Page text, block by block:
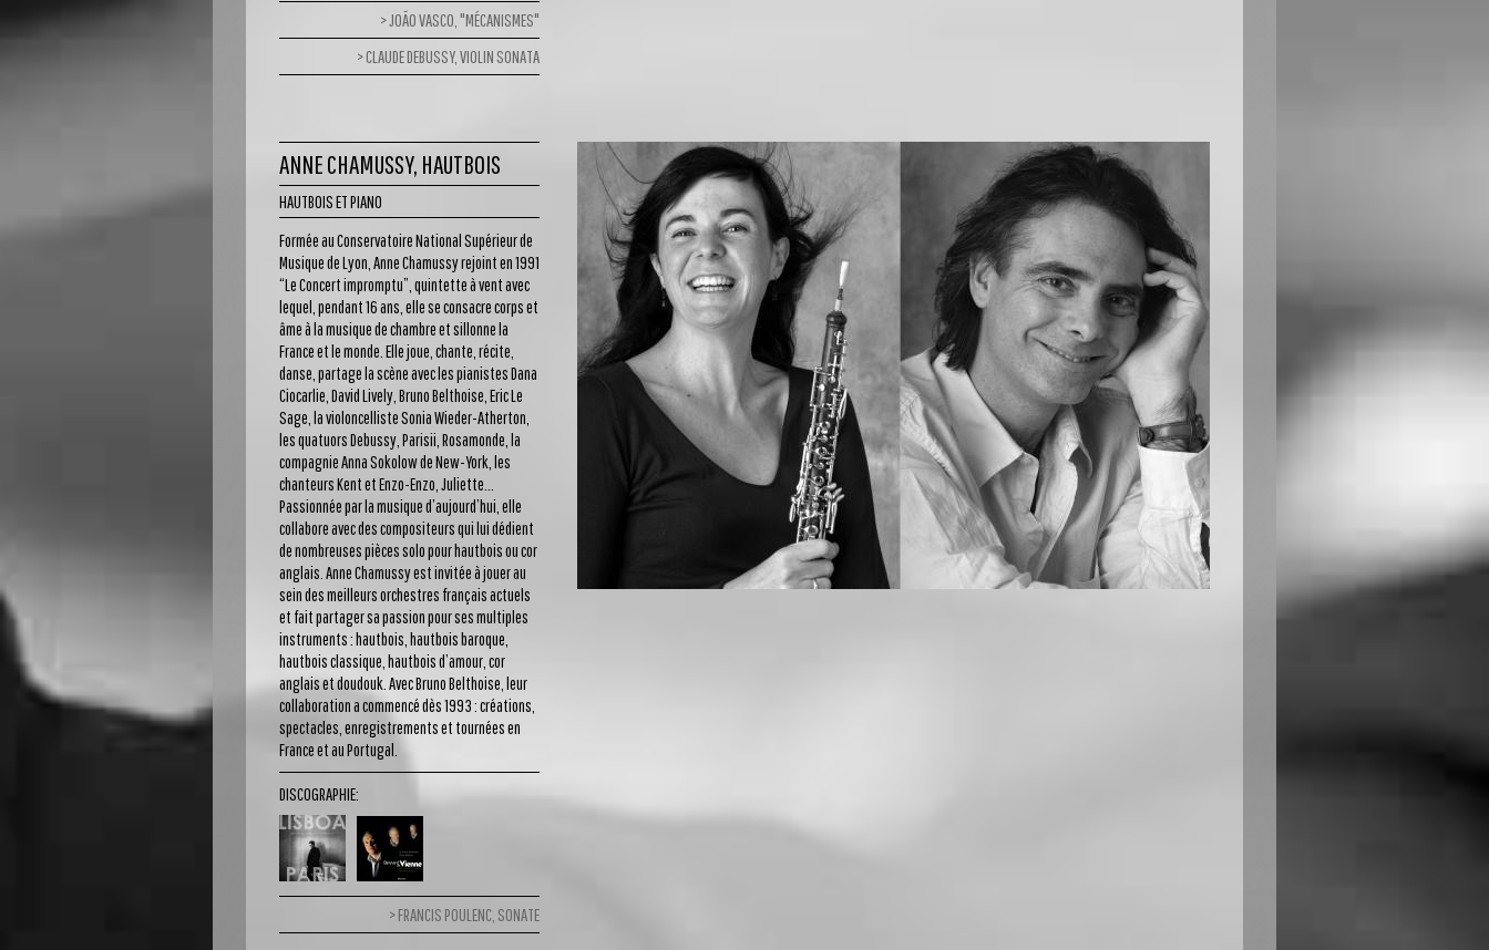
JOÃO VASCO, "MÉCANISMES"
CLAUDE DEBUSSY, VIOLIN SONATA
ANNE CHAMUSSY, HAUTBOIS
HAUTBOIS ET PIANO
Formée au Conservatoire National Supérieur de
Musique de Lyon, Anne Chamussy rejoint en 1991
“Le Concert impromptu”, quintette à vent avec
lequel, pendant 16 ans, elle se consacre corps et
âme à la musique de chambre et sillonne la
France et le monde. Elle joue, chante, récite,
danse, partage la scène avec les pianistes Dana
Ciocarlie, David Lively, Bruno Belthoise, Eric Le
Sage, la violoncelliste Sonia Wieder-Atherton,
les quatuors Debussy, Parisii, Rosamonde, la
compagnie Anna Sokolow de New-York, les
chanteurs Kent et Enzo-Enzo, Juliette...
Passionnée par la musique d’aujourd’hui, elle
collabore avec des compositeurs qui lui dédient
de nombreuses pièces solo pour hautbois ou cor
anglais. Anne Chamussy est invitée à jouer au
sein des meilleurs orchestres français actuels
et fait partager sa passion pour ses multiples
instruments : hautbois, hautbois baroque,
hautbois classique, hautbois d’amour, cor
anglais et doudouk. Avec Bruno Belthoise, leur
collaboration a commencé dès 1993 : créations,
spectacles, enregistrements et tournées en
France et au Portugal.
DISCOGRAPHIE:
FRANCIS POULENC, SONATE